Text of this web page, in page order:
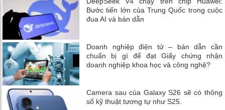
Bước tiến lớn của Trung Quốc trong cuộc
đua AI và bán dẫn
Doanh nghiệp điện tử – bán dẫn cần
chuẩn bị gì để đạt Giấy chứng nhận
doanh nghiệp khoa học và công nghệ?
Camera sau của Galaxy S26 sẽ có thông
số kỹ thuật tương tự như S25.